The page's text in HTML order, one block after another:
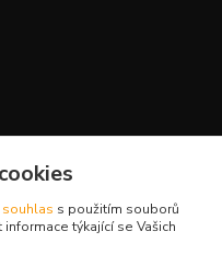
souhlas s použitím souborů
týkající se Vašich